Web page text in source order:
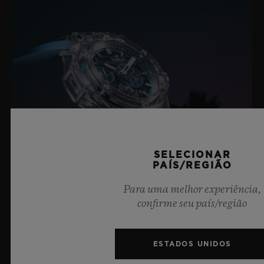
SELECIONAR
PAÍS/REGIÃO
Para uma melhor experiência,
confirme seu país/região
ESTADOS UNIDOS